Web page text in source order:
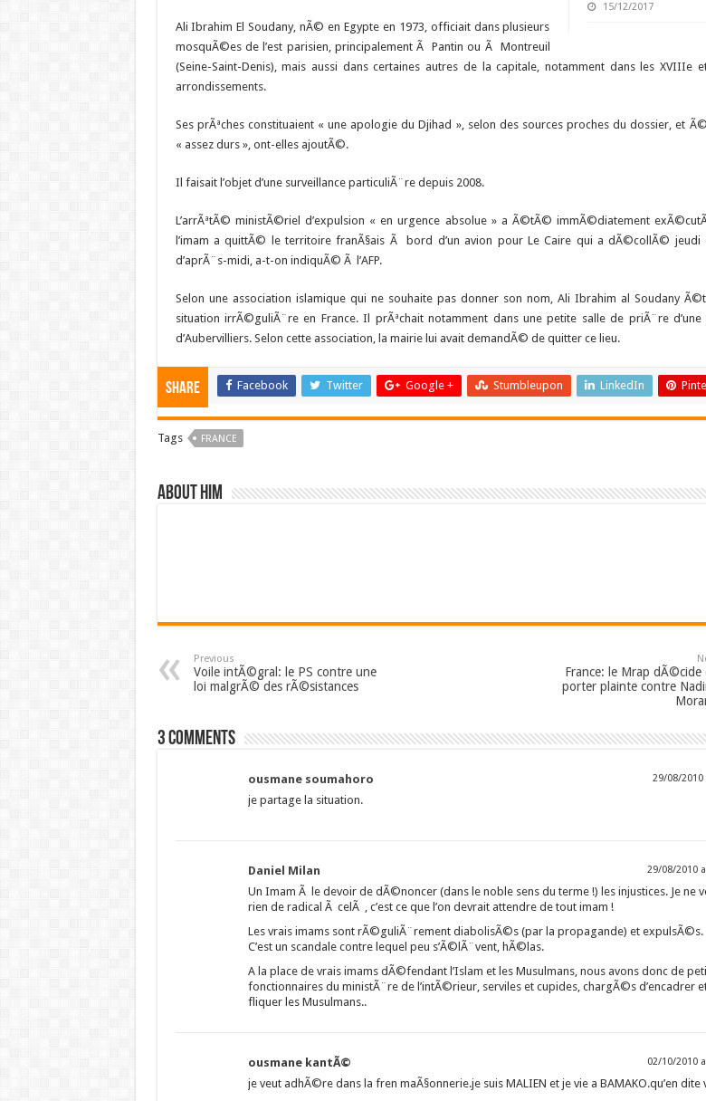
15/12/2017
Ali Ibrahim El Soudany, nÃ© en Egypte en 1973, officiait dans plusieurs
mosquÃ©es de l’est parisien, principalement Ã Pantin ou Ã Montreuil
(Seine-Saint-Denis), mais aussi dans certaines autres de la capitale, notamment dans les XVIIIe
arrondissements.
Ses prÃªches constituaient « une apologie du Djihad », selon des sources proches du dossier, et
« assez durs », ont-elles ajoutÃ©.
Il faisait l’objet d’une surveillance particuliÃ¨re depuis 2008.
L’arrÃªtÃ© ministÃ©riel d’expulsion « en urgence absolue » a Ã©tÃ© immÃ©diatement
l’imam a quittÃ© le territoire franÃ§ais Ã bord d’un avion pour Le Caire qui a dÃ©collÃ© jeudi
d’aprÃ¨s-midi, a-t-on indiquÃ© Ã l’AFP.
Selon une association islamique qui ne souhaite pas donner son nom, Ali Ibrahim al Soudany
situation irrÃ©guliÃ¨re en France. Il prÃªchait notamment dans une petite salle de priÃ¨re
d’Aubervilliers. Selon cette association, la mairie lui avait demandÃ© de quitter ce lieu.
Share Facebook Twitter Google + Stumbleupon LinkedIn
Tags FRANCE
About him
Previous
Voile intÃ©gral: le PS contre une
loi malgrÃ© des rÃ©sistances
France: le Mrap dÃ©cide
porter plainte contre
3 comments
ousmane soumahoro 29/08/2010
je partage la situation.
Daniel Milan 29/08/2010
Un Imam Ã le devoir de dÃ©noncer (dans le noble sens du terme !) les injustices. Je ne
rien de radical Ã celÃ , c’est ce que l’on devrait attendre de tout imam !
Les vrais imams sont rÃ©guliÃ¨rement diabolisÃ©s (par la propagande) et expulsÃ©s.
C’est un scandale contre lequel peu s’Ã©lÃ¨vent, hÃ©las.
A la place de vrais imams dÃ©fendant l’Islam et les Musulmans, nous avons donc de
fonctionnaires du ministÃ¨re de l’intÃ©rieur, serviles et cupides, chargÃ©s d’encadrer
fliquer les Musulmans..
ousmane kantÃ© 02/10/2010
je veut adhÃ©re dans la fren maÃ§onnerie.je suis MALIEN et je vie a BAMAKO.qu’en dite